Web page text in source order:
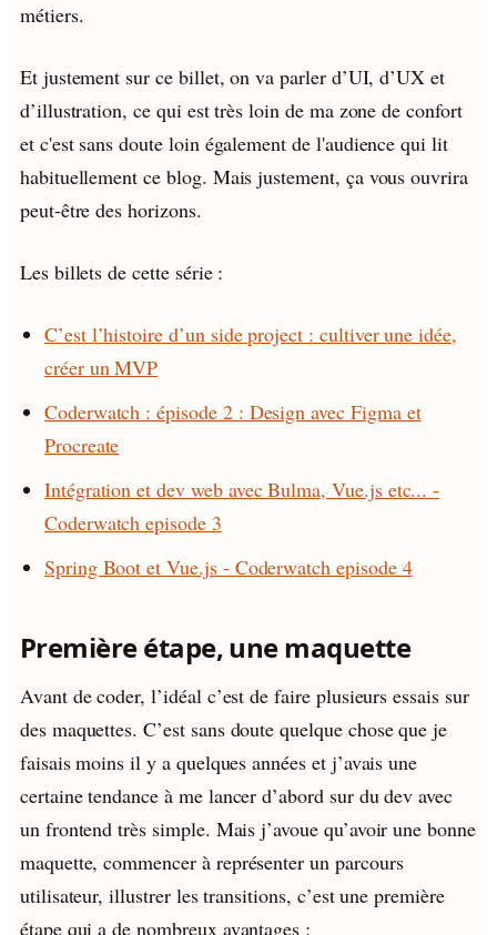
métiers.
Et justement sur ce billet, on va parler d’UI, d’UX et
d’illustration, ce qui est très loin de ma zone de confort
et c'est sans doute loin également de l'audience qui lit
habituellement ce blog. Mais justement, ça vous ouvrira
peut-être des horizons.
Les billets de cette série :
C’est l’histoire d’un side project : cultiver une idée,
créer un MVP
Coderwatch : épisode 2 : Design avec Figma et
Procreate
Intégration et dev web avec Bulma, Vue.js etc... -
Coderwatch episode 3
Spring Boot et Vue.js - Coderwatch episode 4
Première étape, une maquette
Avant de coder, l’idéal c’est de faire plusieurs essais sur
des maquettes. C’est sans doute quelque chose que je
faisais moins il y a quelques années et j’avais une
certaine tendance à me lancer d’abord sur du dev avec
un frontend très simple. Mais j’avoue qu’avoir une bonne
maquette, commencer à représenter un parcours
utilisateur, illustrer les transitions, c’est une première
étape qui a de nombreux avantages :